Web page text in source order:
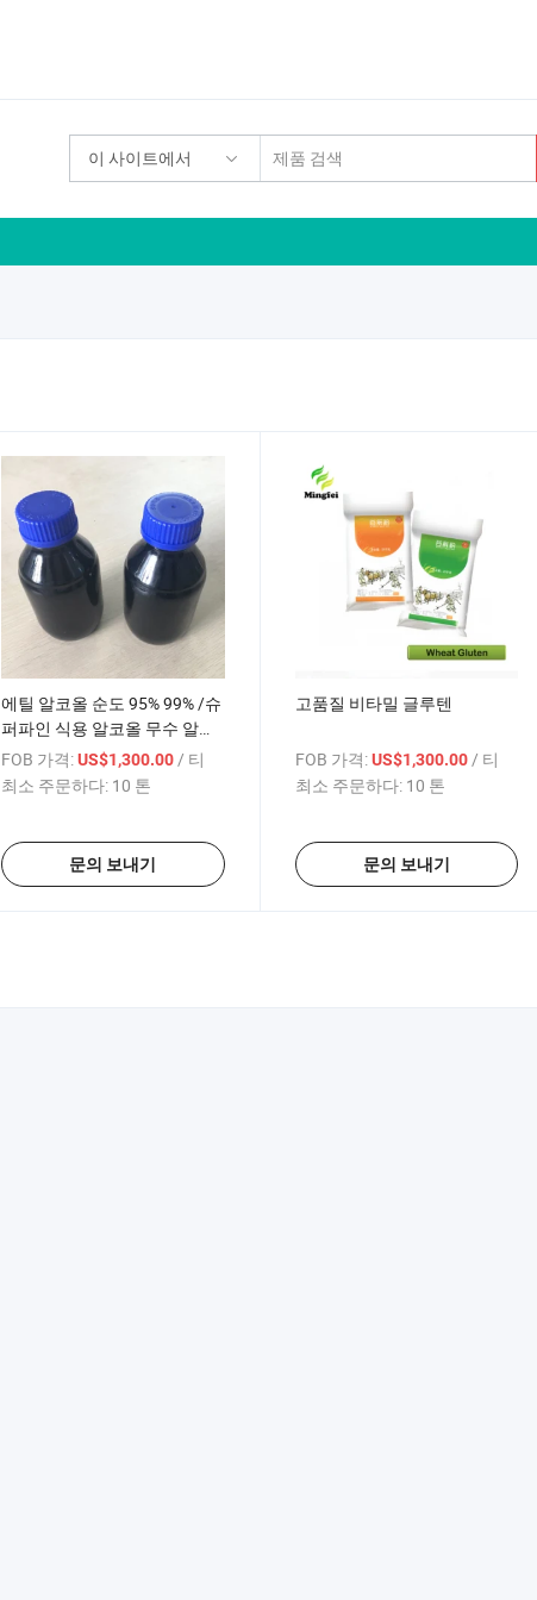
이 사이트에서
에틸 알코올 순도 95% 99% /슈
퍼파인 식용 알코올 무수 알코
올
FOB 가격: US$1,300.00/ 티
최소 주문하다: 10 톤
문의 보내기
고품질 비타밀 글루텐
FOB 가격: US$1,300.00/ 티
최소 주문하다: 10 톤
문의 보내기